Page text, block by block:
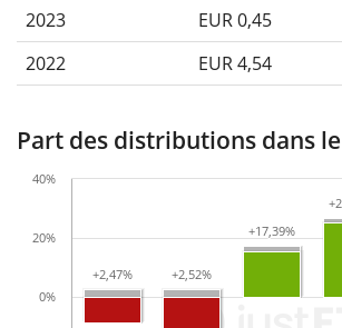
2023
EUR 0,45
2022
EUR 4,54
Part des distributions dans
+2,47%
+2,47% +2,52%
+2,52%
+17,39%
+17,39%
0%
20%
40%